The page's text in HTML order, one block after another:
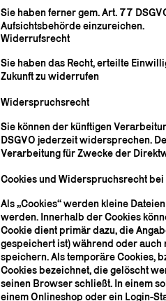
Sie haben ferner gem. Art. 77
Aufsichtsbehörde einzureichen.
Widerrufsrecht
Sie haben das Recht, erteilte
Zukunft zu widerrufen
Widerspruchsrecht
Sie können der künftigen
DSGVO jederzeit widersprechen.
Verarbeitung für Zwecke der
Cookies und Widerspruchsrecht
Als „Cookies“ werden kleine
werden. Innerhalb der Cookies
Cookie dient primär dazu, die
gespeichert ist) während oder auch
speichern. Als temporäre Cookies,
Cookies bezeichnet, die gelöscht
seinen Browser schließt. In einem
einem Onlineshop oder ein Login-